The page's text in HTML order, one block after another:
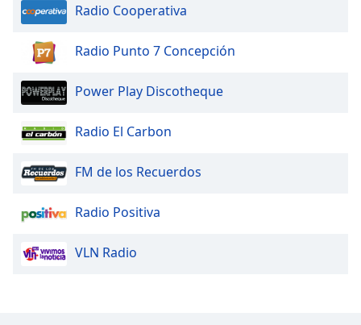
Radio Cooperativa
Radio Punto 7 Concepción
Power Play Discotheque
Radio El Carbon
FM de los Recuerdos
Radio Positiva
VLN Radio